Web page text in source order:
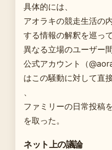
具体的には、
アオラキの競走生活の
する情報の解釈を巡って
異なる立場のユーザー
公式アカウント（
はこの騒動に対して直
、
ファミリーの日常投稿
を取った。
ネット上の議論